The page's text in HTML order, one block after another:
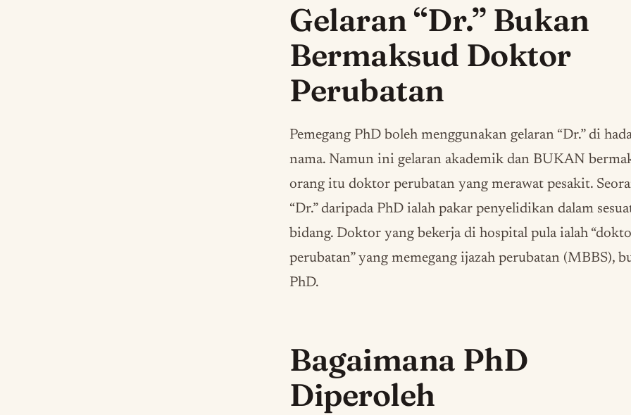
Gelaran “Dr.” Bukan
Bermaksud Doktor
Perubatan
Pemegang PhD boleh menggunakan gelaran “Dr.” di
nama. Namun ini gelaran akademik dan BUKAN
orang itu doktor perubatan yang merawat pesakit.
“Dr.” daripada PhD ialah pakar penyelidikan dalam
bidang. Doktor yang bekerja di hospital pula ialah
perubatan” yang memegang ijazah perubatan (MBBS),
PhD.
Bagaimana PhD
Diperoleh